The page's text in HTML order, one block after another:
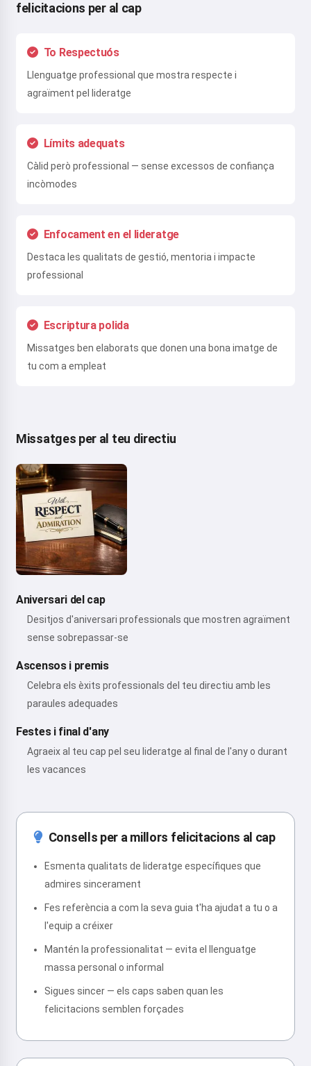
felicitacions per al cap
To Respectuós
Llenguatge professional que mostra respecte i
agraïment pel lideratge
Límits adequats
Càlid però professional — sense excessos de confiança
incòmodes
Enfocament en el lideratge
Destaca les qualitats de gestió, mentoria i impacte
professional
Escriptura polida
Missatges ben elaborats que donen una bona imatge de
tu com a empleat
Missatges per al teu directiu
Aniversari del cap
Desitjos d'aniversari professionals que mostren agraïment
sense sobrepassar-se
Ascensos i premis
Celebra els èxits professionals del teu directiu amb les
paraules adequades
Festes i final d'any
Agraeix al teu cap pel seu lideratge al final de l'any o durant
les vacances
Consells per a millors felicitacions al cap
Esmenta qualitats de lideratge específiques que
admires sincerament
Fes referència a com la seva guia t'ha ajudat a tu o a
l'equip a créixer
Mantén la professionalitat — evita el llenguatge
massa personal o informal
Sigues sincer — els caps saben quan les
felicitacions semblen forçades